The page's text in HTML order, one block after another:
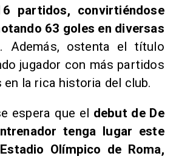
partidos, convirtiéndose
63 goles en diversas
. Además, ostenta el título
jugador con más partidos
la rica historia del club.
espera que el debut de De
tenga lugar este
Olímpico de Roma,